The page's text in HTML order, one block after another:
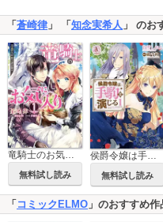
「蒼崎律 」 「知念実希人 」 のお
竜騎士のお気に入り
無料試し読み
侯爵令嬢は手駒を演じる
無料試し読み
「 コミックELMO 」のおすすめ作